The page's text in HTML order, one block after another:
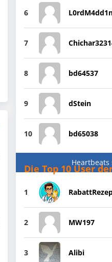
6
7
8 bd64537
9 dStein
10 bd65038
Heartbeats
Die Top 10 User
1
2 MW197
3 Alibi